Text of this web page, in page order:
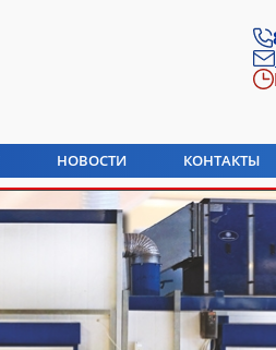
НОВОСТИ КОНТАКТЫ